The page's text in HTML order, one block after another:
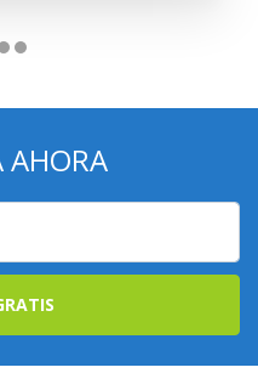
AHORA